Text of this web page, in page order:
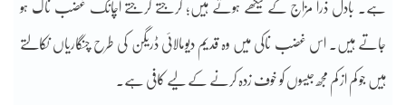
ہے۔ بادل ذرا مزاج کے تیکھے ہوتے ہیں؛ گرجتے گرجتے اچانک غضب ناک ہو
جاتے ہیں۔ اس غضب ناکی میں وہ قدیم دیومالائی ڈریگن کی طرح چنگاریاں نکالتے
ہیں جو کم از کم مجھ جیسوں کو خوف زدہ کرنے کے لیے کافی ہے۔